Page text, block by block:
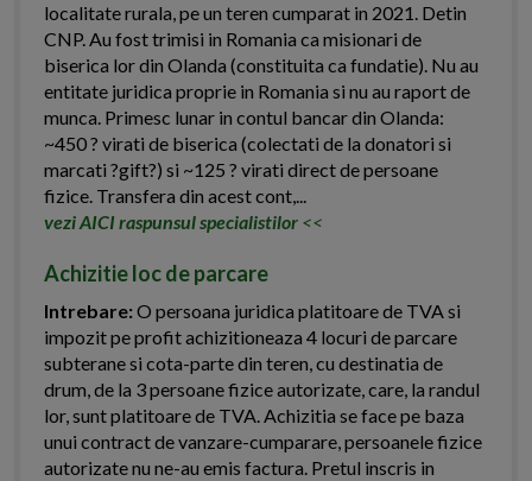
localitate rurala, pe un teren cumparat in 2021. Detin
CNP. Au fost trimisi in Romania ca misionari de
biserica lor din Olanda (constituita ca fundatie). Nu au
entitate juridica proprie in Romania si nu au raport de
munca. Primesc lunar in contul bancar din Olanda:
~450 ? virati de biserica (colectati de la donatori si
marcati ?gift?) si ~125 ? virati direct de persoane
fizice. Transfera din acest cont,...
vezi AICI raspunsul specialistilor <<
Achizitie loc de parcare
Intrebare:O persoana juridica platitoare de TVA si
impozit pe profit achizitioneaza 4 locuri de parcare
subterane si cota-parte din teren, cu destinatia de
drum, de la 3 persoane fizice autorizate, care, la randul
lor, sunt platitoare de TVA. Achizitia se face pe baza
unui contract de vanzare-cumparare, persoanele fizice
autorizate nu ne-au emis factura. Pretul inscris in